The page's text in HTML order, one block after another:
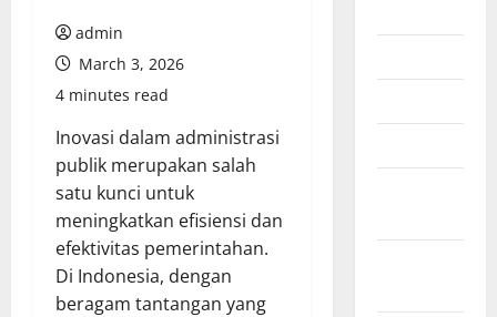
admin
March 3, 2026
4 minutes read
Inovasi dalam administrasi
publik merupakan salah
satu kunci untuk
meningkatkan efisiensi dan
efektivitas pemerintahan.
Di Indonesia, dengan
beragam tantangan yang